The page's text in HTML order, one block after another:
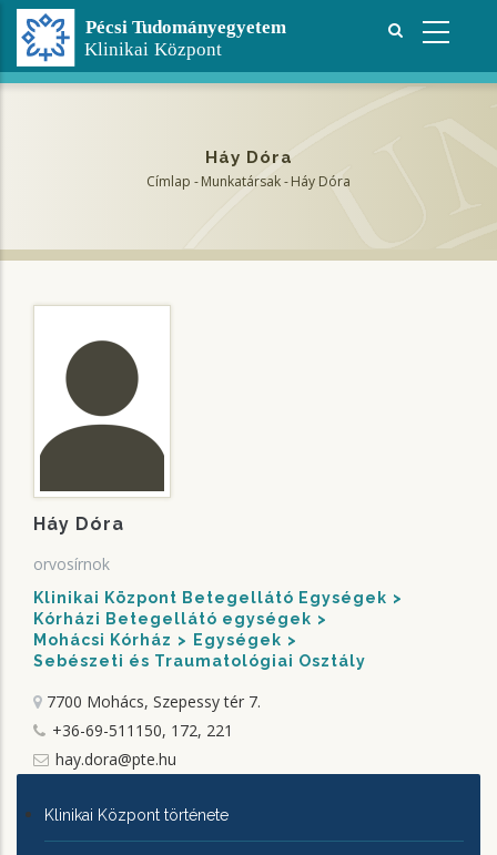
Ugrás
tartalomra
Háy Dóra
Címlap -Munkatársak-Háy Dóra
Háy Dóra
orvosírnok
Klinikai Központ Betegellátó Egységek
Kórházi Betegellátó egységek
Mohácsi Kórház
Egységek
Sebészeti és Traumatológiai Osztály
7700 Mohács, Szepessy tér 7.
+36-69-511150, 172, 221
hay.dora@pte.hu
KLINIKAI
KÖZPONTRÓL
Klinikai Központ története